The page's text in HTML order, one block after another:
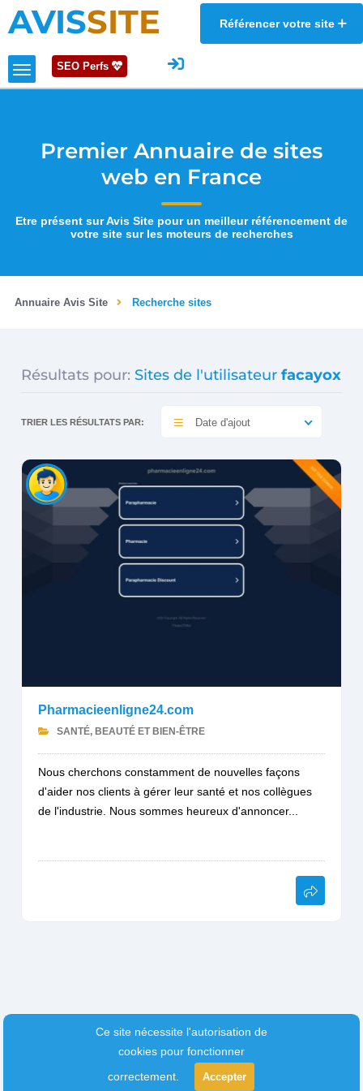
AVISSITE Référencer votre site
SEO Perfs
Premier Annuaire de sites
web en France
Etre présent sur Avis Site pour un meilleur référencement de
votre site sur les moteurs de recherches
Annuaire Avis Site Recherche sites
Résultats pour: Sites de l'utilisateur facayox
TRIER LES RÉSULTATS PAR: Date d'ajout
Pharmacieenligne24.com
SANTÉ, BEAUTÉ ET BIEN-ÊTRE
Nous cherchons constamment de nouvelles façons
d'aider nos clients à gérer leur santé et nos collègues
de l'industrie. Nous sommes heureux d'annoncer...
Ce site nécessite l'autorisation de
cookies pour fonctionner
correctement.
Accepter